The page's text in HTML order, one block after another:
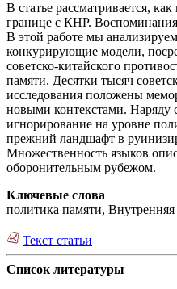
В статье рассматривается,
границе с КНР.
В этой работе мы
конкурирующие модели,
советско-китайского
памяти. Десятки тысяч
исследования положены
новыми контекстами. Наряду
игнорирование на уровне
прежний ландшафт в
Множественность языков
оборонительным рубежом.
Ключевые слова
политика памяти,
Текст статьи
Список литературы